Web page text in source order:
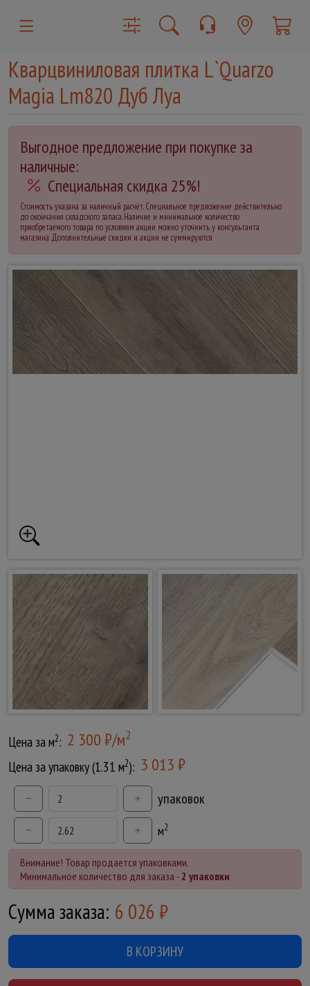
Кварцвиниловая плитка L`Quarzo
Magia Lm820 Дуб Луа
Выгодное предложение при покупке за
наличные:
Специальная скидка 25%!
Стоимость указана за наличный расчёт. Специальное предложение действительно
до окончания складского запаса. Наличие и минимальное количество
приобретаемого товара по условиям акции можно уточнить у консультанта
магазина. Дополнительные скидки и акции не суммируются
Цена за м2: 2 300 ₽/м2
Цена за упаковку (1.31 м2): 3 013 ₽
упаковок
м2
Внимание! Товар продается упаковками.
Минимальное количество для заказа - 2 упаковки
Сумма заказа: 6 026 ₽
В КОРЗИНУ